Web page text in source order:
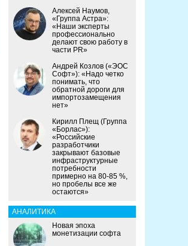
Алексей Наумов,
«Группа Астра»:
«Наши эксперты
профессионально
делают свою работу в
части PR»
Андрей Козлов («ЭОС
Софт»): «Надо четко
понимать, что
обратной дороги для
импортозамещения
нет»
Кирилл Плещ (Группа
«Борлас»):
«Российские
разработчики
закрывают базовые
инфраструктурные
потребности
примерно на 80-85 %,
но пробелы все же
остаются»
АНАЛИТИКА
Новая эпоха
монетизации софта